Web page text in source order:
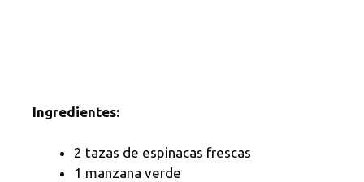
Ingredientes:
2 tazas de espinacas frescas
1 manzana verde